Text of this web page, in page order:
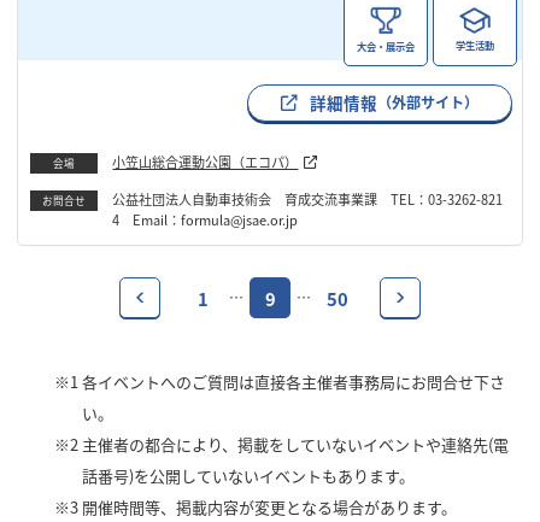
大会・展示会 学生活動
詳細情報 （外部サイト）
会場 小笠山総合運動公園（エコパ）
お問合せ
公益社団法人自動車技術会 育成交流事業課 TEL：03-3262-821
4 Email：formula@jsae.or.jp
1 … 9 … 50
※1各イベントへのご質問は直接各主催者事務局にお問合せ下さ
い。
※2 主催者の都合により、掲載をしていないイベントや連絡先(電
話番号)を公開していないイベントもあります。
※3 開催時間等、掲載内容が変更となる場合があります。